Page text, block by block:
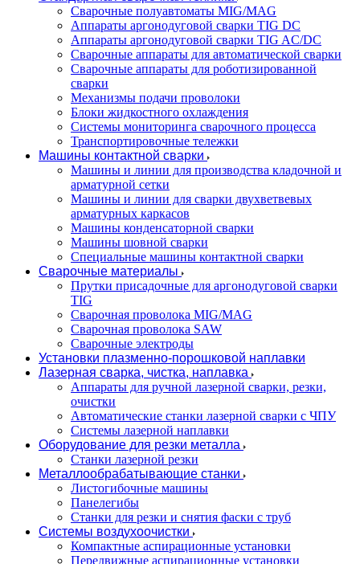
Сварочные полуавтоматы MIG/MAG
Аппараты аргонодуговой сварки TIG DC
Аппараты аргонодуговой сварки TIG AC/DC
Сварочные аппараты для автоматической сварки
Сварочные аппараты для роботизированной
сварки
Механизмы подачи проволоки
Блоки жидкостного охлаждения
Системы мониторинга сварочного процесса
Транспортировочные тележки
Машины контактной сварки
Машины и линии для производства кладочной и
арматурной сетки
Машины и линии для сварки двухветвевых
арматурных каркасов
Машины конденсаторной сварки
Машины шовной сварки
Специальные машины контактной сварки
Сварочные материалы
Прутки присадочные для аргонодуговой сварки
TIG
Сварочная проволока MIG/MAG
Сварочная проволока SAW
Сварочные электроды
Установки плазменно-порошковой наплавки
Лазерная сварка, чистка, наплавка
Аппараты для ручной лазерной сварки, резки,
очистки
Автоматические станки лазерной сварки с ЧПУ
Системы лазерной наплавки
Оборудование для резки металла
Станки лазерной резки
Металлообрабатывающие станки
Листогибочные машины
Панелегибы
Станки для резки и снятия фаски с труб
Системы воздухоочистки
Компактные аспирационные установки
Передвижные аспирационные установки